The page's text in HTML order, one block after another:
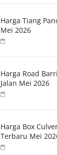
Harga Tiang
Mei 2026
Harga Road
Jalan Mei 2026
Harga Box
Terbaru Mei